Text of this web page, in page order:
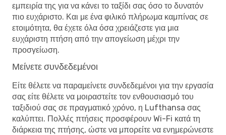
εμπειρία της για να κάνει το ταξίδι σας όσο το δυνατόν
πιο ευχάριστο. Και με ένα φιλικό πλήρωμα καμπίνας σε
ετοιμότητα, θα έχετε όλα όσα χρειάζεστε για μια
ευχάριστη πτήση από την απογείωση μέχρι την
προσγείωση.
Μείνετε συνδεδεμένοι
Είτε θέλετε να παραμείνετε συνδεδεμένοι για την εργασία
σας είτε θέλετε να μοιραστείτε τον ενθουσιασμό του
ταξιδιού σας σε πραγματικό χρόνο, η Lufthansa σας
καλύπτει. Πολλές πτήσεις προσφέρουν Wi-Fi κατά τη
διάρκεια της πτήσης, ώστε να μπορείτε να ενημερώνεστε